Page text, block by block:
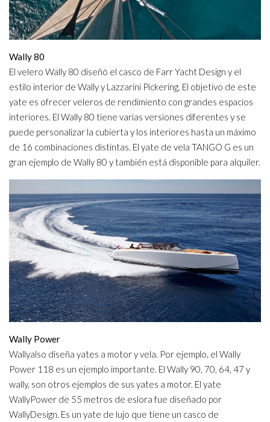
Wally 80
El velero Wally 80 diseñó el casco de Farr Yacht Design y el
estilo interior de Wally y Lazzarini Pickering. El objetivo de este
yate es ofrecer veleros de rendimiento con grandes espacios
interiores. El Wally 80 tiene varias versiones diferentes y se
puede personalizar la cubierta y los interiores hasta un máximo
de 16 combinaciones distintas. El yate de vela TANGO G es un
gran ejemplo de Wally 80 y también está disponible para alquiler.
Wally Power
Wallyalso diseña yates a motor y vela. Por ejemplo, el Wally
Power 118 es un ejemplo importante. El Wally 90, 70, 64, 47 y
wally, son otros ejemplos de sus yates a motor. El yate
WallyPower de 55 metros de eslora fue diseñado por
WallyDesign. Es un yate de lujo que tiene un casco de